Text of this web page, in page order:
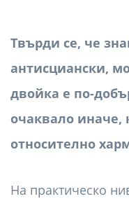
Твърди се, че
антисциански,
двойка е по-
очаквало иначе,
относително
На практическо